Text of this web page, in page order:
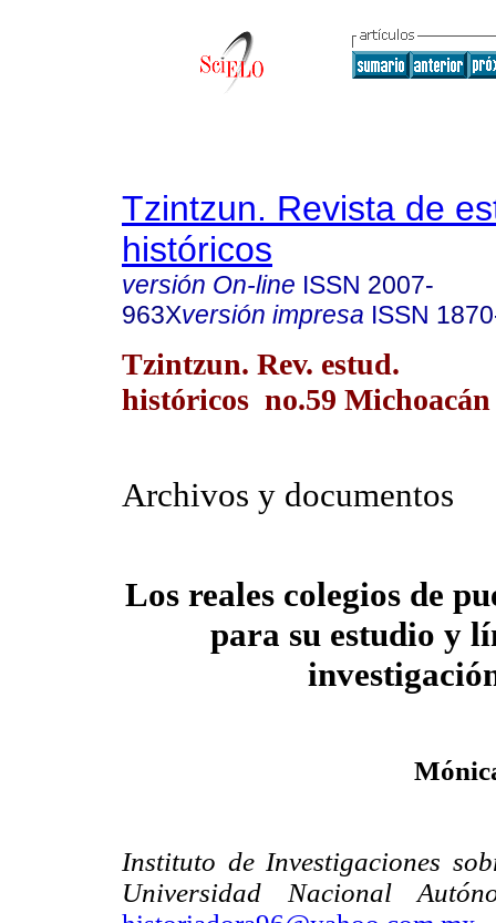
Tzintzun. Revista de
históricos
versión On-line ISSN 2007-
963Xversión impresa ISSN
Tzintzun. Rev. estud.
históricos no.59 Michoacán
Archivos y documentos
Los reales colegios de
para su estudio y
Instituto de Investigaciones
Universidad Nacional